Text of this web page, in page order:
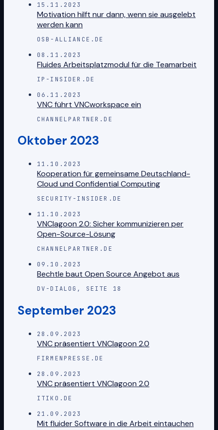
15.11.2023
Motivation hilft nur dann, wenn sie ausgelebt
werden kann
OSB-ALLIANCE.DE
08.11.2023
Fluides Arbeitsplatzmodul für die Teamarbeit
IP-INSIDER.DE
06.11.2023
VNC führt VNCworkspace ein
CHANNELPARTNER.DE
Oktober 2023
11.10.2023
Kooperation für gemeinsame Deutschland-
Cloud und Confidential Computing
SECURITY-INSIDER.DE
11.10.2023
VNClagoon 2.0: Sicher kommunizieren per
Open-Source-Lösung
CHANNELPARTNER.DE
09.10.2023
Bechtle baut Open Source Angebot aus
DV-DIALOG, SEITE 18
September 2023
28.09.2023
VNC präsentiert VNClagoon 2.0
FIRMENPRESSE.DE
28.09.2023
VNC präsentiert VNClagoon 2.0
ITIKO.DE
21.09.2023
Mit fluider Software in die Arbeit eintauchen